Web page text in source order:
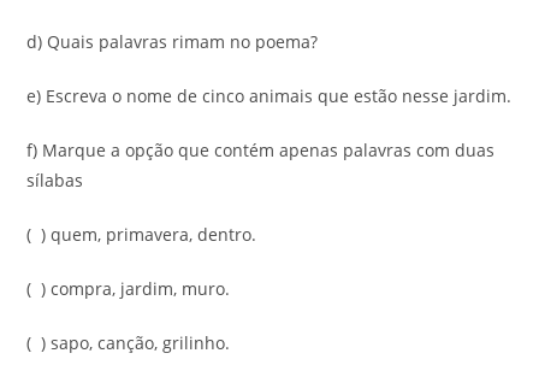
d) Quais palavras rimam no poema?
e) Escreva o nome de cinco animais que estão nesse jardim.
f) Marque a opção que contém apenas palavras com duas
sílabas
( ) quem, primavera, dentro.
( ) compra, jardim, muro.
( ) sapo, canção, grilinho.